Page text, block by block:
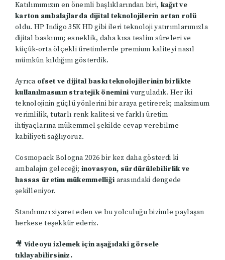
Katılımımızın en önemli başlıklarından biri, kağıt ve
karton ambalajlarda dijital teknolojilerin artan rolü
oldu. HP Indigo 35K HD gibi ileri teknoloji yatırımlarımızla
dijital baskının; esneklik, daha kısa teslim süreleri ve
küçük-orta ölçekli üretimlerde premium kaliteyi nasıl
mümkün kıldığını gösterdik.
Ayrıca ofset ve dijital baskı teknolojilerinin birlikte
kullanılmasının stratejik önemini vurguladık. Her iki
teknolojinin güçlü yönlerini bir araya getirerek; maksimum
verimlilik, tutarlı renk kalitesi ve farklı üretim
ihtiyaçlarına mükemmel şekilde cevap verebilme
kabiliyeti sağlıyoruz.
Cosmopack Bologna 2026 bir kez daha gösterdi ki
ambalajın geleceği; inovasyon, sürdürülebilirlik ve
hassas üretim mükemmelliği arasındaki dengede
şekilleniyor.
Standımızı ziyaret eden ve bu yolculuğu bizimle paylaşan
herkese teşekkür ederiz.
🎥 Videoyu izlemek için aşağıdaki görsele
tıklayabilirsiniz.